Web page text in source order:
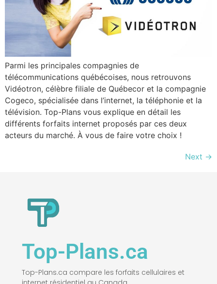
Parmi les principales compagnies de
télécommunications québécoises, nous retrouvons
Vidéotron, célèbre filiale de Québecor et la compagnie
Cogeco, spécialisée dans l’internet, la téléphonie et la
télévision. Top-Plans vous explique en détail les
différents forfaits internet proposés par ces deux
acteurs du marché. À vous de faire votre choix !
Next →
Top-Plans.ca
Top-Plans.ca compare les forfaits cellulaires et